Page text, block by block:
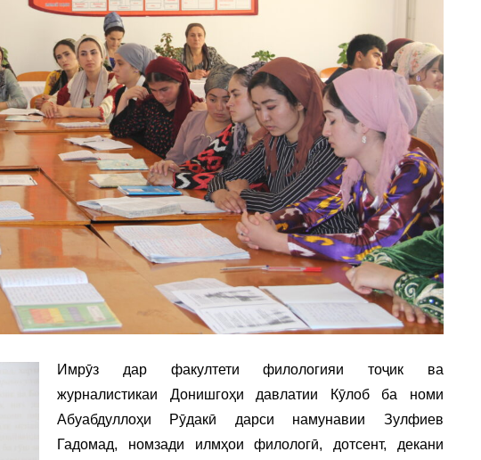
Имрӯз дар факултети филологияи тоҷик ва
журналистикаи Донишгоҳи давлатии Кӯлоб ба номи
Абуабдуллоҳи Рӯдакӣ дарси намунавии Зулфиев
Гадомад, номзади илмҳои филологӣ, дотсент, декани